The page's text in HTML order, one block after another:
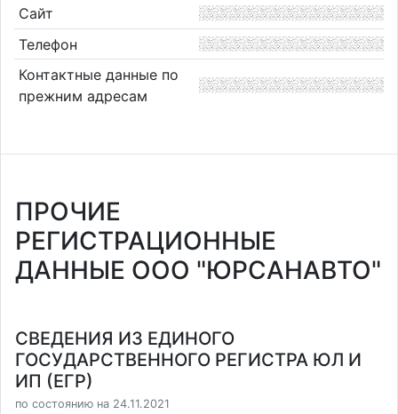
Сайт
Телефон
Контактные данные по
прежним адресам
ПРОЧИЕ
РЕГИСТРАЦИОННЫЕ
ДАННЫЕ ООО "ЮРСАНАВТО"
СВЕДЕНИЯ ИЗ ЕДИНОГО
ГОСУДАРСТВЕННОГО РЕГИСТРА ЮЛ И
ИП (ЕГР)
по состоянию на 24.11.2021